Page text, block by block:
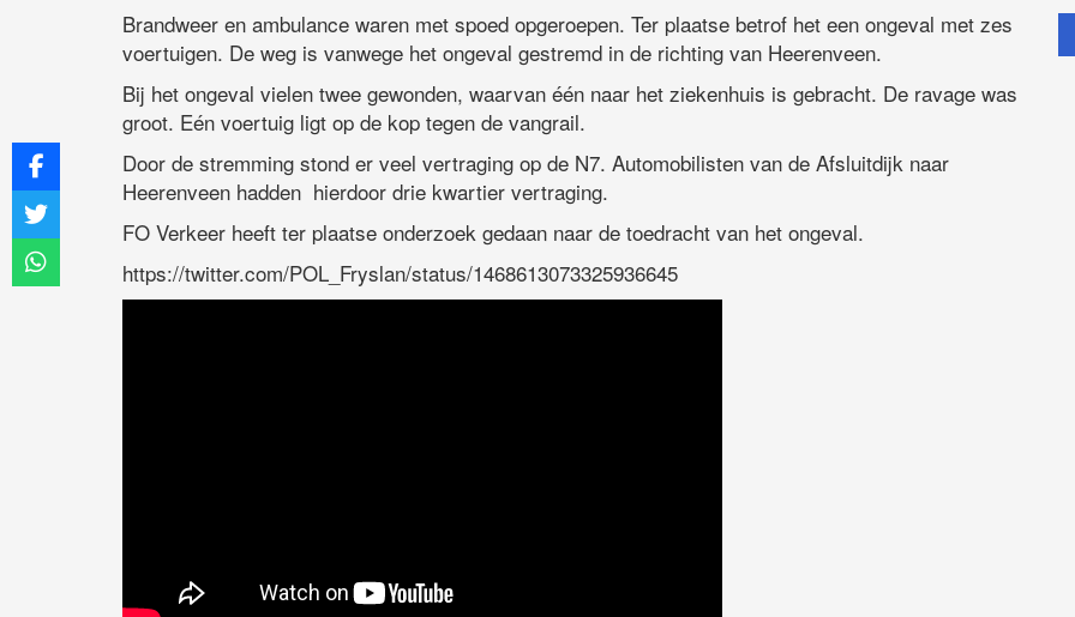
Brandweer en ambulance waren met spoed opgeroepen. Ter plaatse betrof het een ongeval met zes
voertuigen. De weg is vanwege het ongeval gestremd in de richting van Heerenveen.
Bij het ongeval vielen twee gewonden, waarvan één naar het ziekenhuis is gebracht. De ravage was
groot. Eén voertuig ligt op de kop tegen de vangrail.
Door de stremming stond er veel vertraging op de N7. Automobilisten van de Afsluitdijk naar
Heerenveen hadden hierdoor drie kwartier vertraging.
FO Verkeer heeft ter plaatse onderzoek gedaan naar de toedracht van het ongeval.
https://twitter.com/POL_Fryslan/status/1468613073325936645